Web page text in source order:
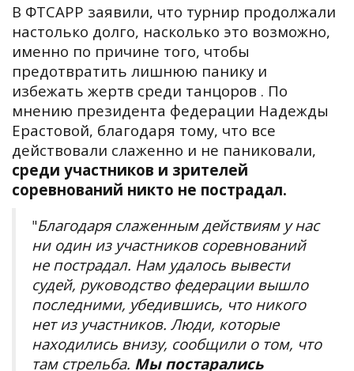
В ФТСАРР заявили, что турнир продолжали
настолько долго, насколько это возможно,
именно по причине того, чтобы
предотвратить лишнюю панику и
избежать жертв среди танцоров . По
мнению президента федерации Надежды
Ерастовой, благодаря тому, что все
действовали слаженно и не паниковали,
среди участников и зрителей
соревнований никто не пострадал.
"Благодаря слаженным действиям у нас
ни один из участников соревнований
не пострадал. Нам удалось вывести
судей, руководство федерации вышло
последними, убедившись, что никого
нет из участников. Люди, которые
находились внизу, сообщили о том, что
там стрельба. Мы постарались